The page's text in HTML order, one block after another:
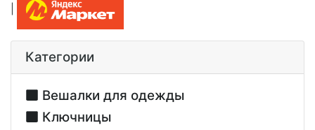
Категории
Вешалки для одежды
Ключницы